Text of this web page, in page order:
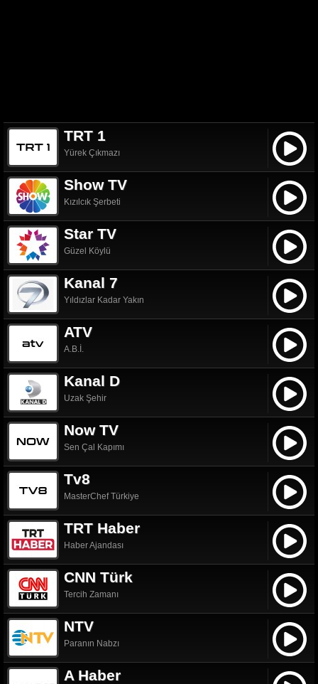
TRT 1
Yürek Çıkmazı
Show TV
Kızılcık Şerbeti
Star TV
Güzel Köylü
Kanal 7
Yıldızlar Kadar Yakın
ATV
A.B.İ.
Kanal D
Uzak Şehir
Now TV
Sen Çal Kapımı
Tv8
MasterChef Türkiye
TRT Haber
Haber Ajandası
CNN Türk
Tercih Zamanı
NTV
Paranın Nabzı
A Haber